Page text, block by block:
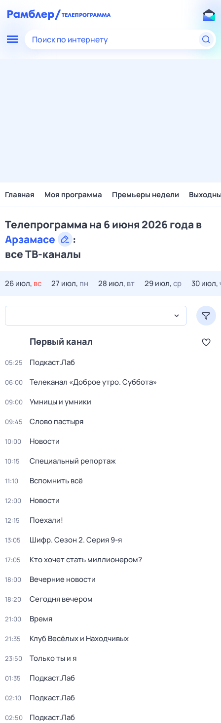
Поиск по интернету
Главная Моя программа Премьеры недели
Телепрограмма на 6 июня 2026 года в
Арзамасе
:
все ТВ-каналы
26 июл, вс 27 июл, пн 28 июл, вт 29 июл,ср 30 июл,
Первый канал
05:25 Подкаст.Лаб
06:00 Телеканал «Доброе утро. Суббота»
09:00 Умницы и умники
09:45 Слово пастыря
10:00 Новости
10:15 Специальный репортаж
11:10 Вспомнить всё
12:00 Новости
12:15 Поехали!
13:05 Шифр. Сезон 2. Серия 9-я
17:05 Кто хочет стать миллионером?
18:00 Вечерние новости
18:20 Сегодня вечером
21:00 Время
21:35 Клуб Весёлых и Находчивых
23:50 Только ты и я
01:35 Подкаст.Лаб
02:10 Подкаст.Лаб
02:50 Подкаст.Лаб